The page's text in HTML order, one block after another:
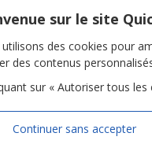
      
    
  
sur le site
des cookies pour
des contenus
sur « Autoriser tous
Continuer sans accepter